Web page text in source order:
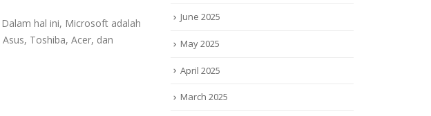
hal ini, Microsoft adalah
Toshiba, Acer, dan
June 2025
May 2025
April 2025
March 2025